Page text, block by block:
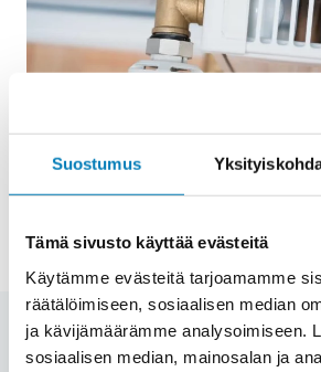
Suostumus
Tämä sivusto käyttää evästeitä
Käytämme evästeitä tarjoamamme
räätälöimiseen, sosiaalisen median
ja kävijämäärämme analysoimiseen.
sosiaalisen median, mainosalan ja